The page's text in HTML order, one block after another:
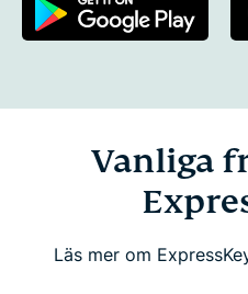
Vanliga
Läs mer om